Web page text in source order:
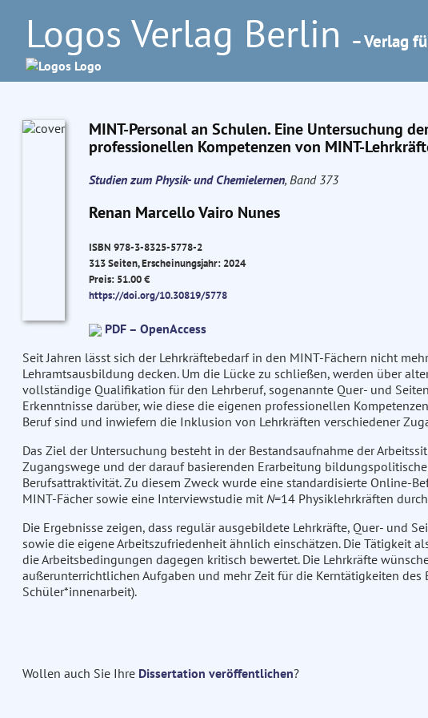
Logos Verlag Berlin – Verlag
MINT-Personal an Schulen. Eine Untersuchung
professionellen Kompetenzen von MINT-
Studien zum Physik- und Chemielernen, Band 373
Renan Marcello Vairo Nunes
ISBN 978-3-8325-5778-2
313 Seiten, Erscheinungsjahr: 2024
Preis: 51.00 €
https://doi.org/10.30819/5778
PDF – OpenAccess
Seit Jahren lässt sich der Lehrkräftebedarf in den MINT-Fächern nicht
Lehramtsausbildung decken. Um die Lücke zu schließen, werden über
vollständige Qualifikation für den Lehrberuf, sogenannte Quer- und
Erkenntnisse darüber, wie diese die eigenen professionellen
Beruf sind und inwiefern die Inklusion von Lehrkräften verschiedener
Das Ziel der Untersuchung besteht in der Bestandsaufnahme der
Zugangswege und der darauf basierenden Erarbeitung
Berufsattraktivität. Zu diesem Zweck wurde eine standardisierte Online-
MINT-Fächer sowie eine Interviewstudie mit N=14 Physiklehrkräften
Die Ergebnisse zeigen, dass regulär ausgebildete Lehrkräfte, Quer- und
sowie die eigene Arbeitszufriedenheit ähnlich einschätzen. Die Tätigkeit
die Arbeitsbedingungen dagegen kritisch bewertet. Die Lehrkräfte
außerunterrichtlichen Aufgaben und mehr Zeit für die Kerntätigkeiten des
Schüler*innenarbeit).
Wollen auch Sie Ihre Dissertation veröffentlichen?